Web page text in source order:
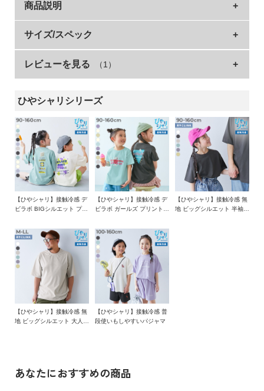
ド・
ビ
ッ
ク
に
つ
い
て
お
買
い
物
ガ
イ
よ
く
質
商品説明
接触冷感素材を使ったガールズデザインTシャツ。
女の子の大好きが詰まったプリントデザインを集めました。
devirock、接触冷感はじめました。
年々暑くなる夏。
「子どもたちを少しでも快適にしてあげたい」
そんな思いからはじめました。
接触冷感性のある糸を使用しているから、
さらに、"シャリっ"と感のある綿混素材なので
シーン問わず、毎日着られる。
今年の夏はdevirockのひやシャリを
試してみませんか？
■素材
素肌にやさしい綿混素材で、ほどよいハリ感があるのもポイン
サイズ/スペック
サイズ 着丈
肩幅
100cm
39
110cm
42 36 11.5
35
120cm
45 38 12.5
37
130cm
49 40 13.5
39
140cm
42.5 14.5
41
150cm
57 45 15
43.5
素材・仕様
本体：綿65% ポリエステル35% / リブ：綿95% ポリウレタン
生産国
洗濯方法
レビューを見る （1）
ひやシャリシリーズ
【ひやシャリ】接触冷感 デ
ビラボ BIGシルエット プリ
【ひやシャリ】接触冷感 デ
ビラボ ガールズ プリント半
【ひやシャリ】接触冷感 無
地 ビッグシルエット 半袖T
【ひやシャリ】接触冷感 無
地 ビッグシルエット 大人
【ひやシャリ】接触冷感 普
段使いもしやすいパジャマ
あなたにおすすめの商品